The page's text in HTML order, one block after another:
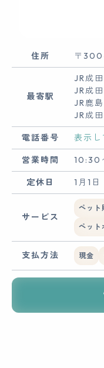
住所 〒
最寄駅
JR成
JR成
JR鹿
JR成
電話番号 表示し
営業時間 10:30
定休日 1月1日
サービス
ペット
ペット
支払方法 現金